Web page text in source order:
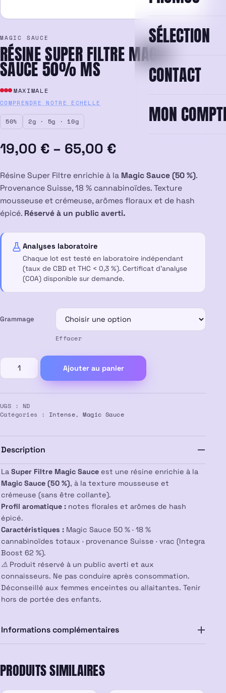
SÉLECTION
CONTACT
MON
MAGIC SAUCE
RÉSINE SUPER FILTRE MAGIC
SAUCE 50% MS
MAXIMALE
COMPRENDRE NOTRE ÉCHELLE
50% 2g · 5g · 10g
19,00 € – 65,00 €
Plage
de
prix :
19,00 €
à
65,00 €
Résine Super Filtre enrichie à la Magic Sauce (50 %).
Provenance Suisse, 18 % cannabinoïdes. Texture
mousseuse et crémeuse, arômes floraux et de hash
épicé. Réservé à un public averti.
Analyses laboratoire
Chaque lot est testé en laboratoire indépendant
(taux de CBD et THC < 0,3 %). Certificat d’analyse
(COA) disponible sur demande.
Grammage
Effacer
quantité
de
SUPER
FILTRE
MAGIC
MS
Ajouter au panier
UGS : ND
Catégories : Intense,Magic Sauce
Description
La Super Filtre Magic Sauce est une résine enrichie à la
Magic Sauce (50 %), à la texture mousseuse et
crémeuse (sans être collante).
Profil aromatique : notes florales et arômes de hash
épicé.
Caractéristiques : Magic Sauce 50 % · 18 %
cannabinoïdes totaux · provenance Suisse · vrac (Integra
Boost 62 %).
⚠️ Produit réservé à un public averti et aux
connaisseurs. Ne pas conduire après consommation.
Déconseillé aux femmes enceintes ou allaitantes. Tenir
hors de portée des enfants.
Informations complémentaires
PRODUITS SIMILAIRES